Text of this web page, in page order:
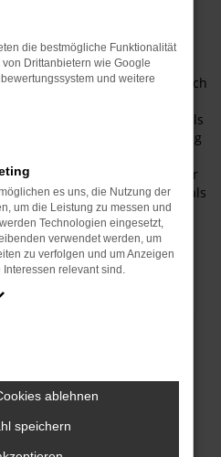
zuverlässigen Fahrzeug in
empfehlen wir Ihnen
Der Grund für
in der hohen Qualität dieses
Modellgeneration als auch
Fahrzeug mit 1a-
fortschrittlichen Technik. Als
und einer tiefen Verankerung
sind wir gerne bereit, Ihnen
FE Gebrauchtwagen vor
einsteigen und halten oftmals
auf Lager.
die dir helfen können:
und deine
die bestmögliche Funktionalität
Drittanbietern wie Google
und weitere
es uns, die Nutzung der
um die Leistung zu messen und
Technologien eingesetzt,
verwendet werden, um
zu verfolgen und um Anzeigen
relevant sind.
ablehnen
speichern